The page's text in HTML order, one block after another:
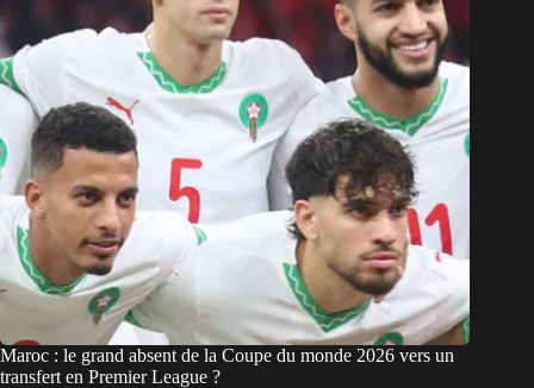
Maroc : le grand absent de la Coupe du monde 2026 vers un
transfert en Premier League ?